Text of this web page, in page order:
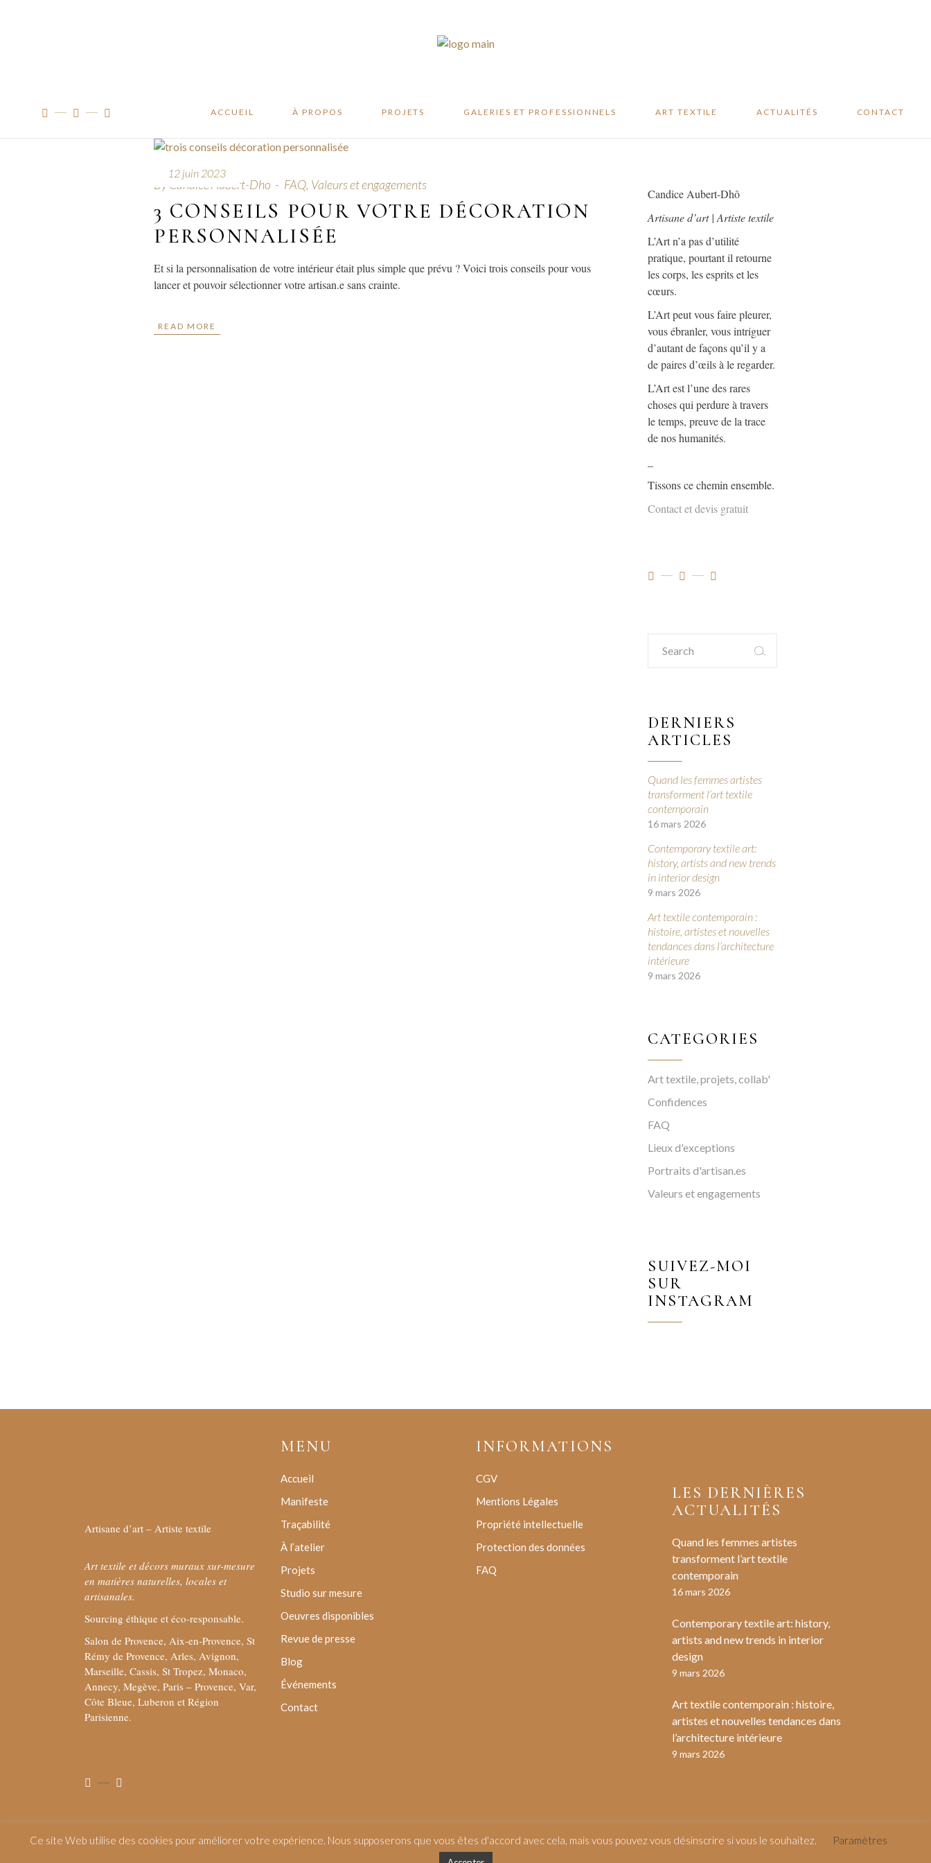
ACCUEIL À PROPOS
Traçabilité
À l’atelier
PROJETS GALERIES ET PROFESSIONNELS ART TEXTILE
Oeuvres
disponibles
ACTUALITÉS CONTACT
12 juin 2023
By Candice Aubert-Dho FAQ, Valeurs et engagements
3 CONSEILS POUR VOTRE DÉCORATION
PERSONNALISÉE
Et si la personnalisation de votre intérieur était plus simple que prévu ? Voici trois conseils pour vous
lancer et pouvoir sélectionner votre artisan.e sans crainte.
READ MORE
Candice Aubert-Dhô
Artisane d’art | Artiste textile
L’Art n’a pas d’utilité
pratique, pourtant il retourne
les corps, les esprits et les
cœurs.
L’Art peut vous faire pleurer,
vous ébranler, vous intriguer
d’autant de façons qu’il y a
de paires d’œils à le regarder.
L’Art est l’une des rares
choses qui perdure à travers
le temps, preuve de la trace
de nos humanités.
Tissons ce chemin ensemble.
Contact et devis gratuit
Search
for:
DERNIERS
ARTICLES
Quand les femmes artistes
transforment l’art textile
contemporain
16 mars 2026
Contemporary textile art:
history, artists and new trends
in interior design
9 mars 2026
Art textile contemporain :
histoire, artistes et nouvelles
tendances dans l’architecture
intérieure
9 mars 2026
CATEGORIES
Art textile, projets, collab'
Confidences
FAQ
Lieux d'exceptions
Portraits d'artisan.es
Valeurs et engagements
SUIVEZ-MOI
SUR
INSTAGRAM
Artisane d’art – Artiste textile
Art textile et décors muraux sur-mesure
en matières naturelles, locales et
artisanales.
Sourcing éthique et éco-responsable.
Salon de Provence, Aix-en-Provence, St
Rémy de Provence, Arles, Avignon,
Marseille, Cassis, St Tropez, Monaco,
Annecy, Megève, Paris – Provence, Var,
Côte Bleue, Luberon et Région
Parisienne.
MENU
Accueil
Manifeste
Traçabilité
À l’atelier
Projets
Studio sur mesure
Oeuvres disponibles
Revue de presse
Blog
Événements
Contact
INFORMATIONS
CGV
Mentions Légales
Propriété intellectuelle
Protection des données
FAQ
LES DERNIÈRES
ACTUALITÉS
Quand les femmes artistes
transforment l’art textile
contemporain
16 mars 2026
Contemporary textile art: history,
artists and new trends in interior
design
9 mars 2026
Art textile contemporain : histoire,
artistes et nouvelles tendances dans
l’architecture intérieure
9 mars 2026
Ce site Web utilise des cookies pour améliorer votre expérience. Nous supposerons que vous êtes d'accord avec cela, mais vous pouvez vous désinscrire si vous le souhaitez. Paramètres